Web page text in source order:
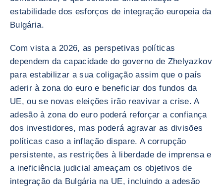
estabilidade dos esforços de integração europeia da
Bulgária.
Com vista a 2026, as perspetivas políticas
dependem da capacidade do governo de Zhelyazkov
para estabilizar a sua coligação assim que o país
aderir à zona do euro e beneficiar dos fundos da
UE, ou se novas eleições irão reavivar a crise. A
adesão à zona do euro poderá reforçar a confiança
dos investidores, mas poderá agravar as divisões
políticas caso a inflação dispare. A corrupção
persistente, as restrições à liberdade de imprensa e
a ineficiência judicial ameaçam os objetivos de
integração da Bulgária na UE, incluindo a adesão